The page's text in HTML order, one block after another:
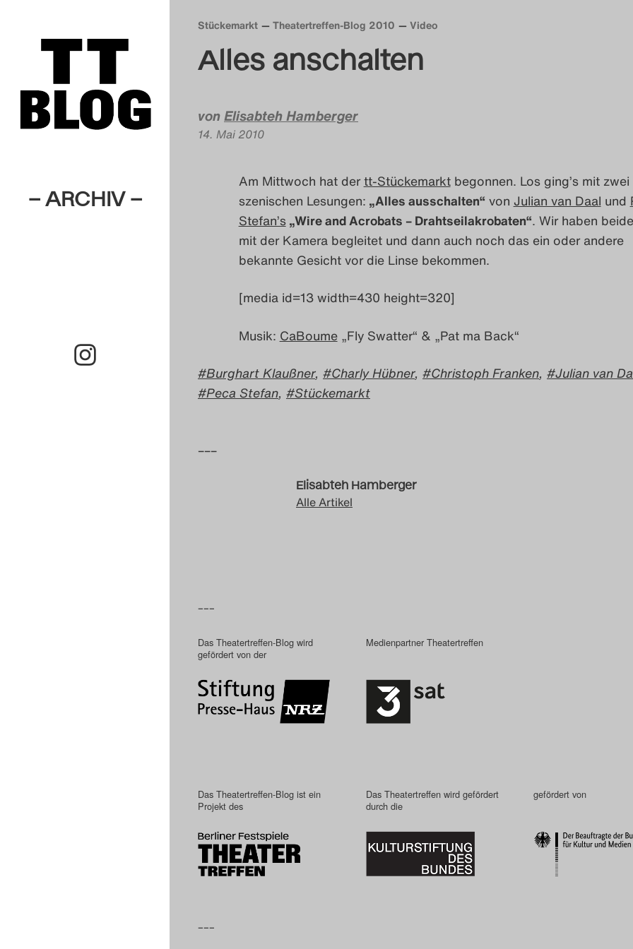
– ARCHIV –
Stückemarkt Theatertreffen-Blog 2010 Video
Alles anschalten
vonElisabteh Hamberger
14. Mai 2010
Am Mittwoch hat dertt-Stückemarktbegonnen. Los ging’s mit zwei
szenischen Lesungen: „Alles ausschalten“ von Julian van Daal und
Stefan’s„Wire and Acrobats – Drahtseilakrobaten“. Wir haben
mit der Kamera begleitet und dann auch noch das ein oder andere
bekannte Gesicht vor die Linse bekommen.
[media id=13 width=430 height=320]
Musik: CaBoume„Fly Swatter“ & „Pat ma Back“
Burghart Klaußner, Charly Hübner, Christoph Franken,
Julian van
Peca Stefan, Stückemarkt
–––
Elisabteh Hamberger
Alle Artikel
–––
Das Theatertreffen-Blog wird
gefördert von der
Medienpartner Theatertreffen
Das Theatertreffen-Blog ist ein
Projekt des
Das Theatertreffen wird gefördert
durch die
gefördert von
–––